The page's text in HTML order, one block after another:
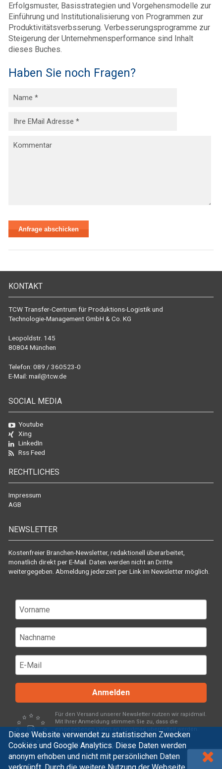
Diese Website verwendet zu statistischen Zwecken
Cookies und Google Analytics. Diese Daten werden
anonym erhoben und nicht mit persönlichen Daten
Erfolgsmuster, Basisstrategien und Vorgehensmodelle zur
Einführung und Institutionalisierung von Programmen zur
Produktivitätsverbsserung. Verbesserungsprogramme zur
Steigerung der Unternehmensperformance sind Inhalt
dieses Buches.
Haben Sie noch Fragen?
KONTAKT
TCW Transfer-Centrum für Produktions-Logistik und
Technologie-Management GmbH & Co. KG
Leopoldstr. 145
80804 München
Telefon: 089 / 360523-0
E-Mail: mail@tcw.de
SOCIAL MEDIA
Youtube
Xing
LinkedIn
Rss Feed
RECHTLICHES
Impressum
AGB
NEWSLETTER
Kostenfreier Branchen-Newsletter, redaktionell überarbeitet,
monatlich direkt per E-Mail. Daten werden nicht an Dritte
weitergegeben. Abmeldung jederzeit per Link im Newsletter möglich.
Anmelden
Für den Versand unserer Newsletter nutzen wir rapidmail.
Mit Ihrer Anmeldung stimmen Sie zu, dass die
eingegebenen Daten an rapidmail übermittelt werden.
Beachten Sie bitte derenAGBund
Datenschutzbestimmungen.